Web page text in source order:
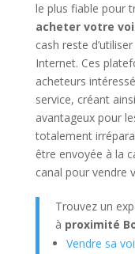
le plus fiable pour
acheter votre
cash reste
Internet. Ces
acheteurs
service, créant
avantageux pour
totalement
être envoyée à la
canal pour vendre
Trouvez un
à proximité
Vendre sa